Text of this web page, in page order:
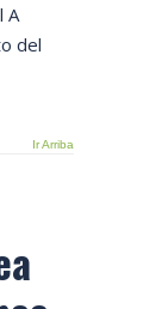
A
del
Ir Arriba